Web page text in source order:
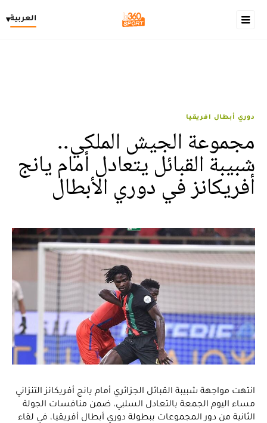
العربية▾
دوري أبطال افريقيا
مجموعة الجيش الملكي..
شبيبة القبائل يتعادل أمام يانج
أفريكانز في دوري الأبطال
انتهت مواجهة شبيبة القبائل الجزائري أمام يانج أفريكانز التنزاني
مساء اليوم الجمعة بالتعادل السلبي، ضمن منافسات الجولة
الثانية من دور المجموعات ببطولة دوري أبطال أفريقيا، في لقاء